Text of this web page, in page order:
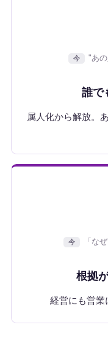
今 "あ
誰で
属人化から解放。
今 「な
根拠
経営にも営業